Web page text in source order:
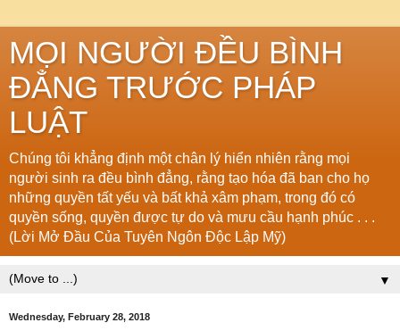
MỌI NGƯỜI ĐỀU BÌNH
ĐẲNG TRƯỚC PHÁP
LUẬT
Chúng tôi khẳng định một chân lý hiển nhiên rằng mọi
người sinh ra đều bình đẳng, rằng tạo hóa đã ban cho họ
những quyền tất yếu và bất khả xâm phạm, trong đó có
quyền sống, quyền được tự do và mưu cầu hạnh phúc . . .
(Lời Mở Đầu Của Tuyên Ngôn Độc Lập Mỹ)
▼
Wednesday, February 28, 2018